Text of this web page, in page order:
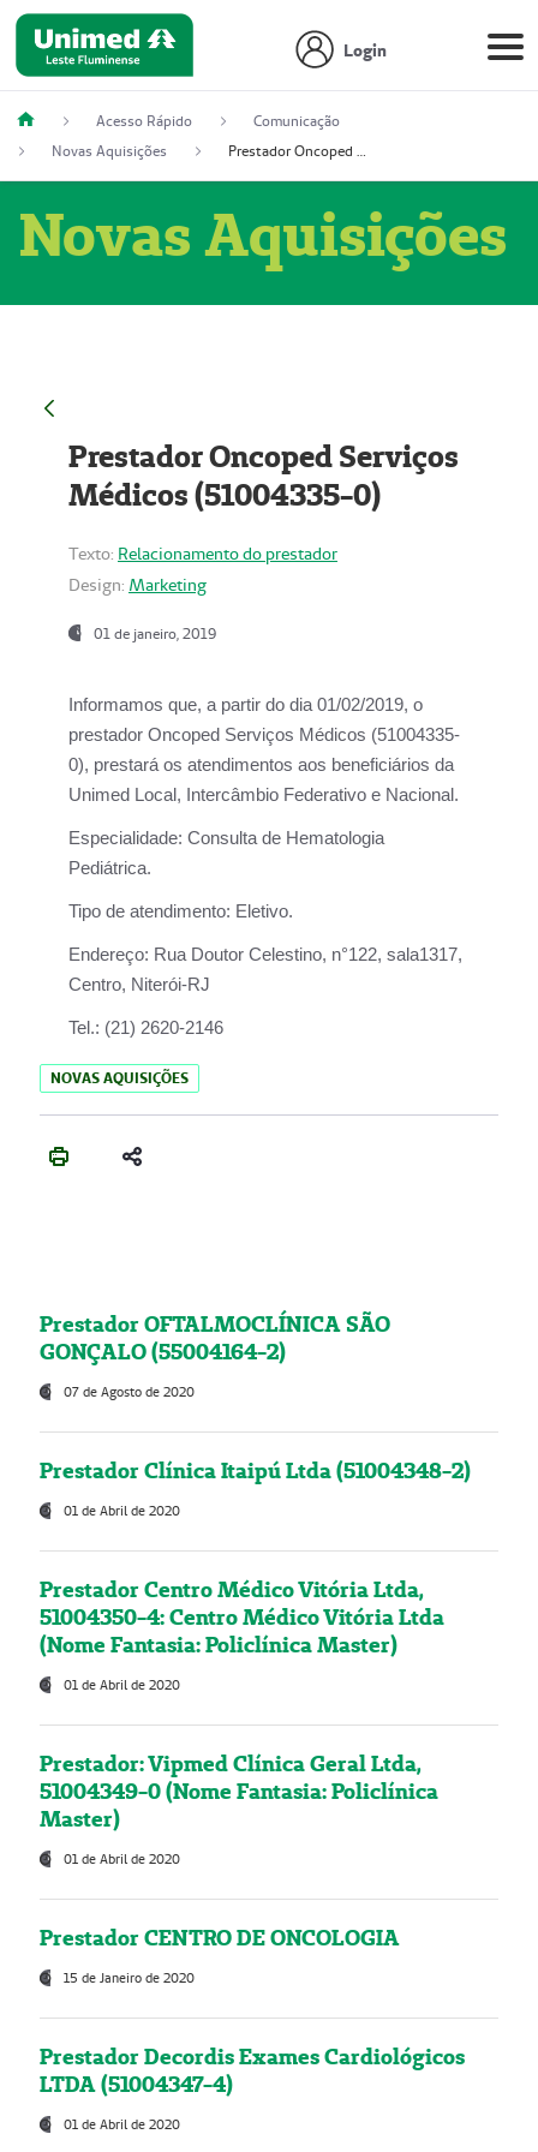
Login
Acesso Rápido
Comunicação
Novas Aquisições
Prestador Oncoped Serviços Médicos (51004335-0)
Novas Aquisições
Prestador Oncoped Serviços
Médicos (51004335-0)
Texto: Relacionamento do prestador
Design: Marketing
01 de janeiro, 2019
Informamos que, a partir do dia 01/02/2019, o
prestador Oncoped Serviços Médicos (51004335-
0), prestará os atendimentos aos beneficiários da
Unimed Local, Intercâmbio Federativo e Nacional.
Especialidade: Consulta de Hematologia
Pediátrica.
Tipo de atendimento: Eletivo.
Endereço: Rua Doutor Celestino, n°122, sala1317,
Centro, Niterói-RJ
Tel.: (21) 2620-2146
NOVAS AQUISIÇÕES
Prestador OFTALMOCLÍNICA SÃO
GONÇALO (55004164-2)
07 de Agosto de 2020
Prestador Clínica Itaipú Ltda (51004348-2)
01 de Abril de 2020
Prestador Centro Médico Vitória Ltda,
51004350-4: Centro Médico Vitória Ltda
(Nome Fantasia: Policlínica Master)
01 de Abril de 2020
Prestador: Vipmed Clínica Geral Ltda,
51004349-0 (Nome Fantasia: Policlínica
Master)
01 de Abril de 2020
Prestador CENTRO DE ONCOLOGIA
15 de Janeiro de 2020
Prestador Decordis Exames Cardiológicos
LTDA (51004347-4)
01 de Abril de 2020